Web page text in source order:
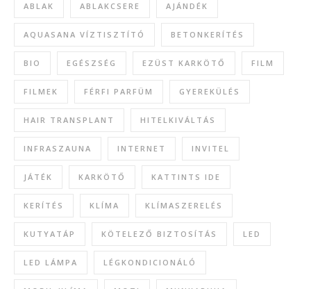
ABLAK ABLAKCSERE AJÁNDÉK
AQUASANA VÍZTISZTÍTÓ BETONKERÍTÉS
BIO EGÉSZSÉG EZÜST KARKÖTŐ FILM
FILMEK FÉRFI PARFÜM GYEREKÜLÉS
HAIR TRANSPLANT HITELKIVÁLTÁS
INFRASZAUNA INTERNET INVITEL
JÁTÉK KARKÖTŐ KATTINTS IDE
KERÍTÉS KLÍMA KLÍMASZERELÉS
KUTYATÁP KÖTELEZŐ BIZTOSÍTÁS LED
LED LÁMPA LÉGKONDICIONÁLÓ